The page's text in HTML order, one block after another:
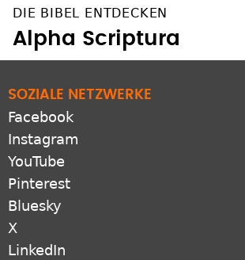
DIE BIBEL ENTDECKEN
Alpha Scriptura
SOZIALE NETZWERKE
Facebook
Instagram
YouTube
Pinterest
Bluesky
X
LinkedIn